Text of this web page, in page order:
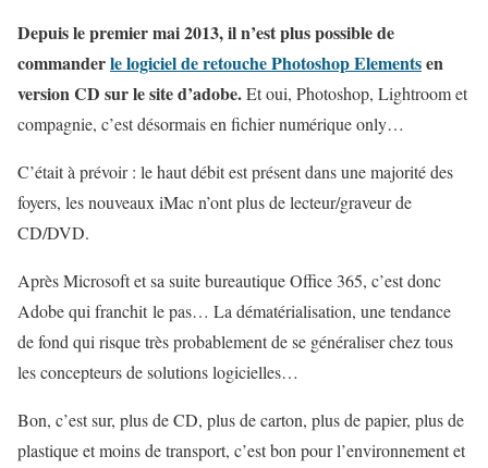
Depuis le premier mai 2013, il n’est plus possible de
commanderle logiciel de retouche Photoshop Elementsen
version CD sur le site d’adobe.Et oui, Photoshop, Lightroom et
compagnie, c’est désormais en fichier numérique only…
C’était à prévoir : le haut débit est présent dans une majorité des
foyers, les nouveaux iMac n’ont plus de lecteur/graveur de
CD/DVD.
Après Microsoft et sa suite bureautique Office 365, c’est donc
Adobe qui franchit le pas… La dématérialisation, une tendance
de fond qui risque très probablement de se généraliser chez tous
les concepteurs de solutions logicielles…
Bon, c’est sur, plus de CD, plus de carton, plus de papier, plus de
plastique et moins de transport, c’est bon pour l’environnement et